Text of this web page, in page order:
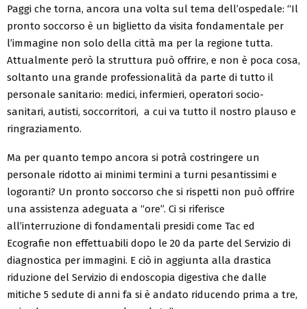
Paggi che torna, ancora una volta sul tema dell’ospedale: “Il
pronto soccorso è un biglietto da visita fondamentale per
l’immagine non solo della città ma per la regione tutta.
Attualmente però la struttura può offrire, e non è poca cosa,
soltanto una grande professionalità da parte di tutto il
personale sanitario: medici, infermieri, operatori socio-
sanitari, autisti, soccorritori, a cui va tutto il nostro plauso e
ringraziamento.
Ma per quanto tempo ancora si potrà costringere un
personale ridotto ai minimi termini a turni pesantissimi e
logoranti? Un pronto soccorso che si rispetti non può offrire
una assistenza adeguata a “ore”. Ci si riferisce
all’interruzione di fondamentali presidi come Tac ed
Ecografie non effettuabili dopo le 20 da parte del Servizio di
diagnostica per immagini. E ciò in aggiunta alla drastica
riduzione del Servizio di endoscopia digestiva che dalle
mitiche 5 sedute di anni fa si è andato riducendo prima a tre,